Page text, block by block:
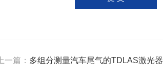
上一篇： 多组分测量汽车尾气的TDLAS激光器